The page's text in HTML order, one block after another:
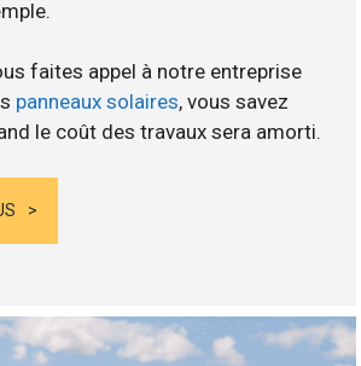
faites appel à notre entreprise
panneaux solaires, vous savez
le coût des travaux sera amorti.